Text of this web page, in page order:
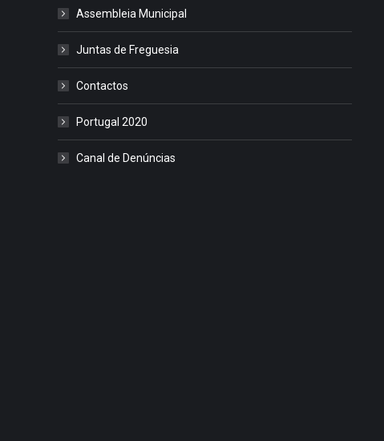
Assembleia Municipal
Juntas de Freguesia
Contactos
Portugal 2020
Canal de Denúncias